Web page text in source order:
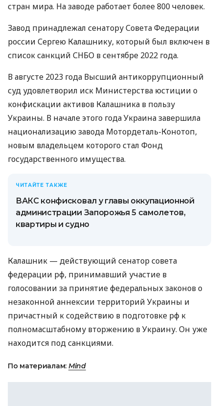
стран мира. На заводе работает более 800 человек.
Завод принадлежал сенатору Совета Федерации
россии Сергею Калашнику, который был включен в
список санкций СНБО в сентябре 2022 года.
В августе 2023 года Высший антикоррупционный
суд удовлетворил иск Министерства юстиции о
конфискации активов Калашника в пользу
Украины. В начале этого года Украина завершила
национализацию завода Мотордеталь-Конотоп,
новым владельцем которого стал Фонд
государственного имущества.
ЧИТАЙТЕ ТАКЖЕ
ВАКС конфисковал у главы оккупационной
администрации Запорожья 5 самолетов,
квартиры и судно
Калашник — действующий сенатор совета
федерации рф, принимавший участие в
голосовании за принятие федеральных законов о
незаконной аннексии территорий Украины и
причастный к содействию в подготовке рф к
полномасштабному вторжению в Украину. Он уже
находится под санкциями.
По материалам: Mind